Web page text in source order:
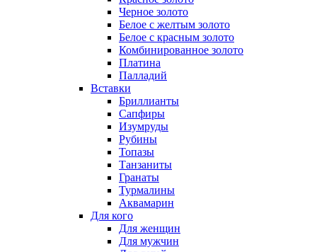
Черное золото
Белое с желтым золото
Белое с красным золото
Комбинированное золото
Платина
Палладий
Вставки
Бриллианты
Сапфиры
Изумруды
Рубины
Топазы
Танзаниты
Гранаты
Турмалины
Аквамарин
Для кого
Для женщин
Для мужчин